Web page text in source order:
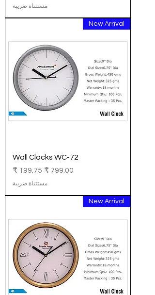
مستثناة ضريبة
New Arrival
Wall Clocks WC-72
سعر عاديسعر البيع
مستثناة ضريبة
New Arrival